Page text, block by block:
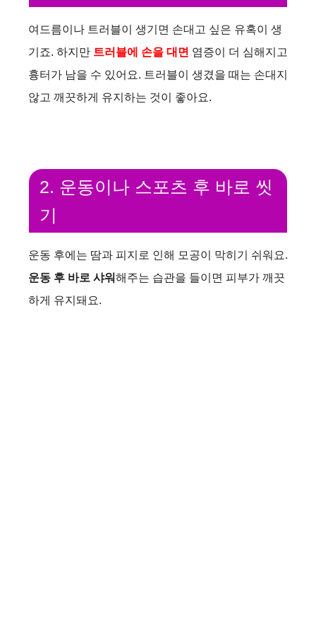
여드름이나 트러블이 생기면 손대고 싶은 유혹이 생
기죠. 하지만 트러블에 손을 대면 염증이 더 심해지고
흉터가 남을 수 있어요. 트러블이 생겼을 때는 손대지
않고 깨끗하게 유지하는 것이 좋아요.
2. 운동이나 스포츠 후 바로 씻
기
운동 후에는 땀과 피지로 인해 모공이 막히기 쉬워요.
운동 후 바로 샤워해주는 습관을 들이면 피부가 깨끗
하게 유지돼요.